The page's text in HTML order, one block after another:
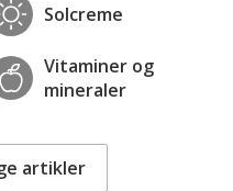
Solcreme
Vitaminer og
mineraler
artikler